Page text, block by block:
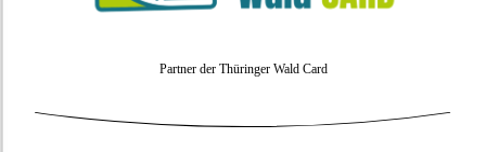
Partner der Thüringer Wald Card